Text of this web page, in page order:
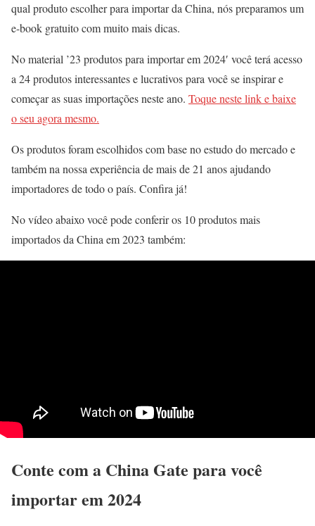
qual produto escolher para importar da China, nós preparamos um
e-book gratuito com muito mais dicas.
No material ’23 produtos para importar em 2024′ você terá acesso
a 24 produtos interessantes e lucrativos para você se inspirar e
começar as suas importações neste ano. Toque neste link e baixe
o seu agora mesmo.
Os produtos foram escolhidos com base no estudo do mercado e
também na nossa experiência de mais de 21 anos ajudando
importadores de todo o país. Confira já!
No vídeo abaixo você pode conferir os 10 produtos mais
importados da China em 2023 também:
Conte com a China Gate para você
importar em 2024